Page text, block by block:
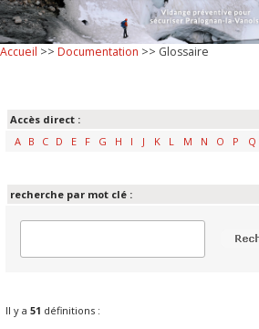
Accueil >> Documentation >> Glossaire
Accès direct :
A B C D E F G H I J K L M N O P Q
recherche par mot clé :
Il y a 51 définitions :